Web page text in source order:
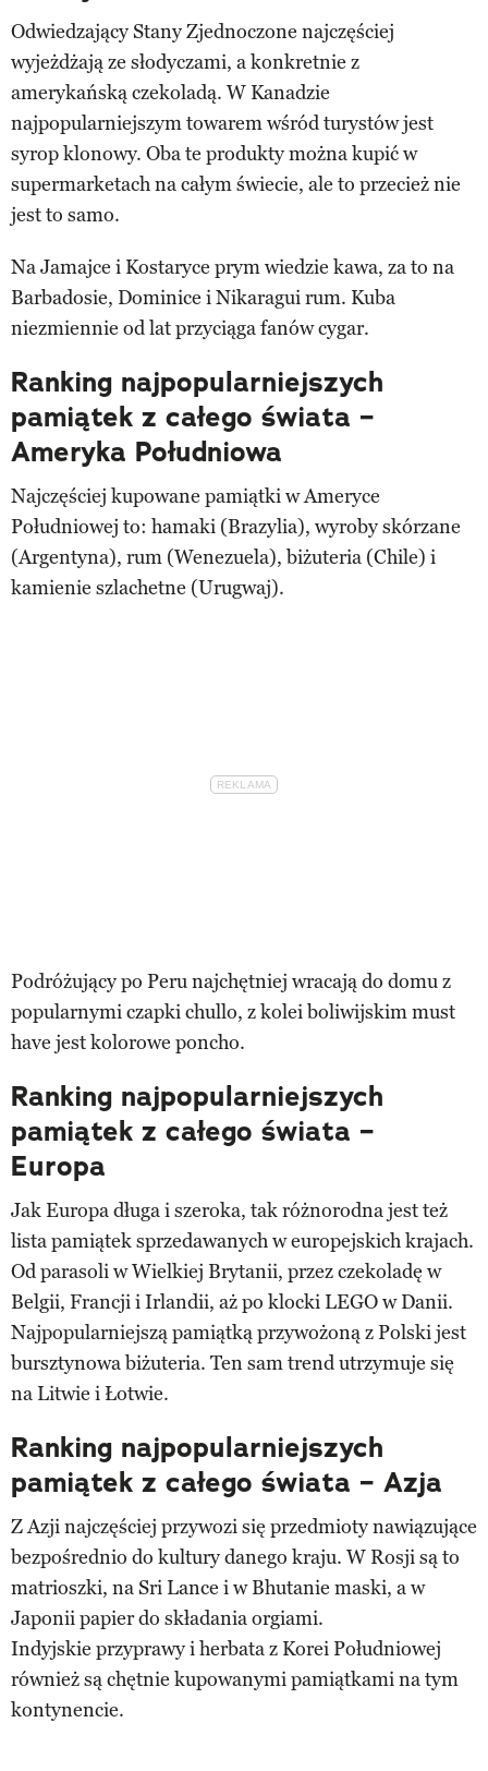
Odwiedzający Stany Zjednoczone najczęściej
wyjeżdżają ze słodyczami, a konkretnie z
amerykańską czekoladą. W Kanadzie
najpopularniejszym towarem wśród turystów jest
syrop klonowy. Oba te produkty można kupić w
supermarketach na całym świecie, ale to przecież nie
jest to samo.
Na Jamajce i Kostaryce prym wiedzie kawa, za to na
Barbadosie, Dominice i Nikaragui rum. Kuba
niezmiennie od lat przyciąga fanów cygar.
Ranking najpopularniejszych
pamiątek z całego świata –
Ameryka Południowa
Najczęściej kupowane pamiątki w Ameryce
Południowej to: hamaki (Brazylia), wyroby skórzane
(Argentyna), rum (Wenezuela), biżuteria (Chile) i
kamienie szlachetne (Urugwaj).
Podróżujący po Peru najchętniej wracają do domu z
popularnymi czapki chullo, z kolei boliwijskim must
have jest kolorowe poncho.
Ranking najpopularniejszych
pamiątek z całego świata –
Europa
Jak Europa długa i szeroka, tak różnorodna jest też
lista pamiątek sprzedawanych w europejskich krajach.
Od parasoli w Wielkiej Brytanii, przez czekoladę w
Belgii, Francji i Irlandii, aż po klocki LEGO w Danii.
Najpopularniejszą pamiątką przywożoną z Polski jest
bursztynowa biżuteria. Ten sam trend utrzymuje się
na Litwie i Łotwie.
Ranking najpopularniejszych
pamiątek z całego świata – Azja
Z Azji najczęściej przywozi się przedmioty nawiązujące
bezpośrednio do kultury danego kraju. W Rosji są to
matrioszki, na Sri Lance i w Bhutanie maski, a w
Japonii papier do składania orgiami.
Indyjskie przyprawy i herbata z Korei Południowej
również są chętnie kupowanymi pamiątkami na tym
kontynencie.